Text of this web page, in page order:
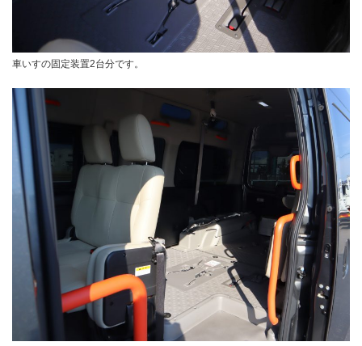
車いすの固定装置2台分です。